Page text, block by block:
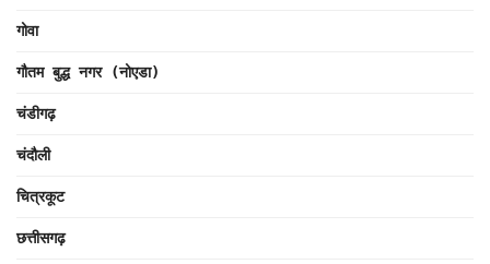
गोवा
गौतम बुद्ध नगर (नोएडा)
चंडीगढ़
चंदौली
चित्रकूट
छत्तीसगढ़